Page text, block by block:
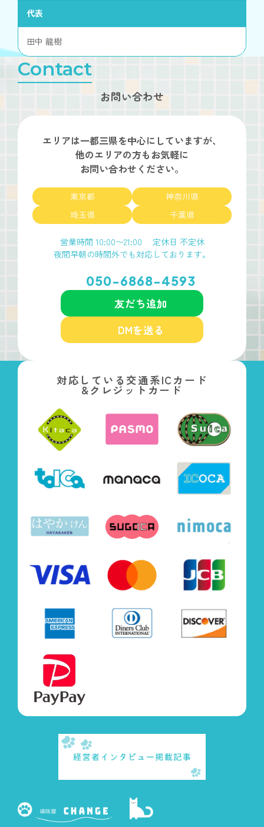
代表
田中 龍樹
Contact
お問い合わせ
エリアは一都三県を中心にしていますが、
他のエリアの方もお気軽に
お問い合わせください。
東京都
神奈川県
埼玉県
千葉県
営業時間 10:00〜21:00 定休日 不定休
夜間早朝の時間外でも対応しております。
050-6868-4593
友だち追加
DMを送る
対応している交通系ICカード
&クレジットカード